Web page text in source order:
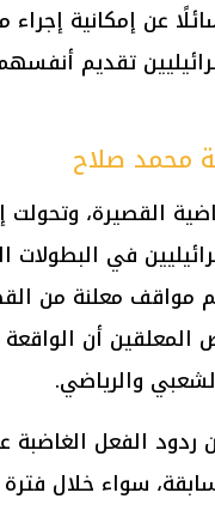
عن إمكانية إجراء
تقديم
محمد صلاح
القصيرة،
في البطولات
مواقف معلنة من
المعلقين أن
والرياضي.
ردود الفعل الغاضبة
سواء خلال